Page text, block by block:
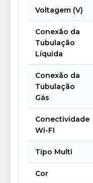
Voltagem (V)
Conexão da
Tubulação
Líquida
Conexão da
Tubulação
Gás
Conectividade
Wi-FI
Tipo Multi
Cor